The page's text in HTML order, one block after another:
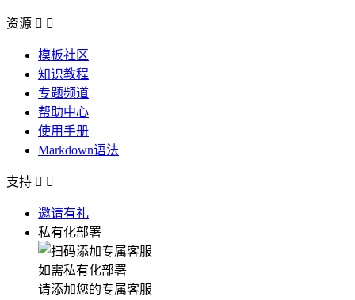
资源  
模板社区
知识教程
专题频道
帮助中心
使用手册
Markdown语法
支持  
邀请有礼
私有化部署
如需私有化部署
请添加您的专属客服